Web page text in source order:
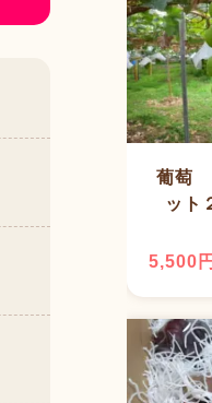
葡萄
ット
5,500